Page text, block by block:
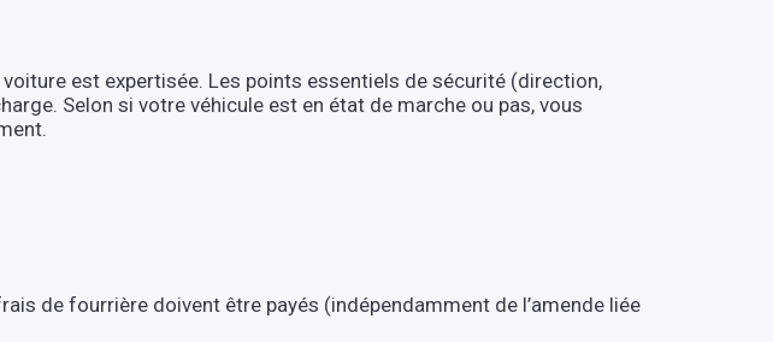
est expertisée. Les points essentiels de sécurité (direction,
Selon si votre véhicule est en état de marche ou pas, vous
de fourrière doivent être payés (indépendamment de l’amende liée